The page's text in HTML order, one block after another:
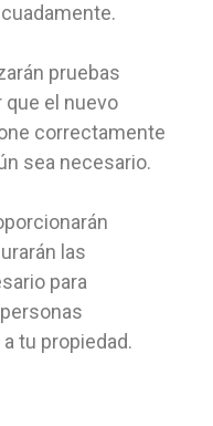
pruebas
que el nuevo
correctamente
sea necesario.
las
para
tu propiedad.